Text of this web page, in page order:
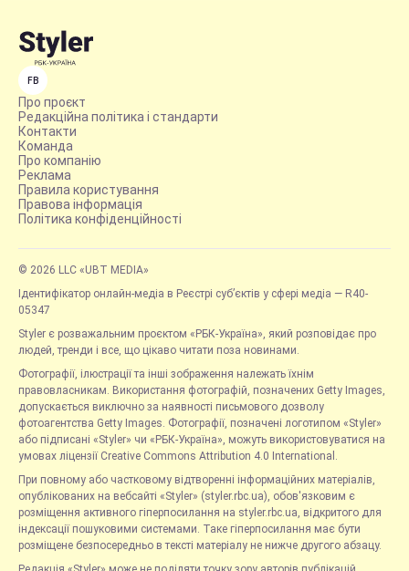
FB
Про проєкт
Редакційна політика і стандарти
Контакти
Команда
Про компанію
Реклама
Правила користування
Правова інформація
Політика конфіденційності
© 2026 LLC «UBT MEDIA»
Ідентифікатор онлайн-медіа в Реєстрі суб’єктів у сфері медіа — R40-
05347
Styler є розважальним проєктом «РБК-Україна», який розповідає про
людей, тренди і все, що цікаво читати поза новинами.
Фотографії, ілюстрації та інші зображення належать їхнім
правовласникам. Використання фотографій, позначених Getty Images,
допускається виключно за наявності письмового дозволу
фотоагентства Getty Images. Фотографії, позначені логотипом «Styler»
або підписані «Styler» чи «РБК-Україна», можуть використовуватися на
умовах ліцензії Creative Commons Attribution 4.0 International.
При повному або частковому відтворенні інформаційних матеріалів,
опублікованих на вебсайті «Styler» (styler.rbc.ua), обов'язковим є
розміщення активного гіперпосилання на styler.rbc.ua, відкритого для
індексації пошуковими системами. Таке гіперпосилання має бути
розміщене безпосередньо в тексті матеріалу не нижче другого абзацу.